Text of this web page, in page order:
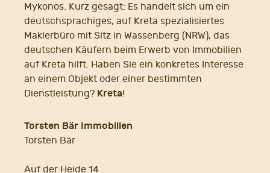
Mykonos. Kurz gesagt: Es handelt sich um ein
deutschsprachiges, auf Kreta spezialisiertes
Maklerbüro mit Sitz in Wassenberg (NRW), das
deutschen Käufern beim Erwerb von Immobilien
auf Kreta hilft. Haben Sie ein konkretes Interesse
an einem Objekt oder einer bestimmten
Dienstleistung? Kreta!
Torsten Bär Immobilien
Torsten Bär
Auf der Heide 14